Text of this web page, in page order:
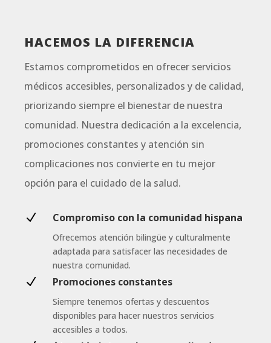
HACEMOS LA DIFERENCIA
Estamos comprometidos en ofrecer servicios
médicos accesibles, personalizados y de calidad,
priorizando siempre el bienestar de nuestra
comunidad. Nuestra dedicación a la excelencia,
promociones constantes y atención sin
complicaciones nos convierte en tu mejor
opción para el cuidado de la salud.
N Compromiso con la comunidad hispana
Ofrecemos atención bilingüe y culturalmente
adaptada para satisfacer las necesidades de
nuestra comunidad.
N Promociones constantes
Siempre tenemos ofertas y descuentos
disponibles para hacer nuestros servicios
accesibles a todos.